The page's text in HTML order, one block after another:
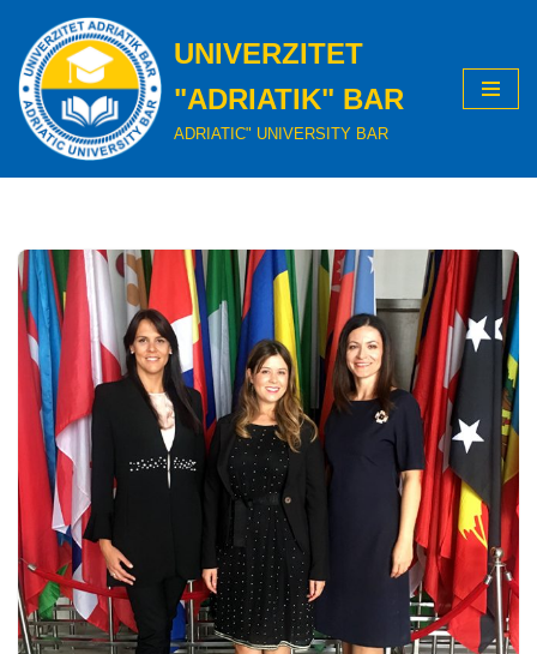
Skip
to
content
UNIVERZITET
"ADRIATIK" BAR
ADRIATIC" UNIVERSITY BAR